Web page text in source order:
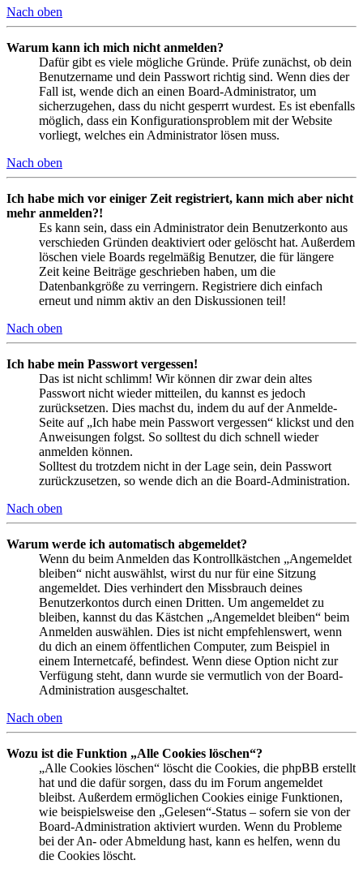
Nach oben
Warum kann ich mich nicht anmelden?
Dafür gibt es viele mögliche Gründe. Prüfe zunächst, ob dein
Benutzername und dein Passwort richtig sind. Wenn dies der
Fall ist, wende dich an einen Board-Administrator, um
sicherzugehen, dass du nicht gesperrt wurdest. Es ist ebenfalls
möglich, dass ein Konfigurationsproblem mit der Website
vorliegt, welches ein Administrator lösen muss.
Nach oben
Ich habe mich vor einiger Zeit registriert, kann mich aber nicht
mehr anmelden?!
Es kann sein, dass ein Administrator dein Benutzerkonto aus
verschieden Gründen deaktiviert oder gelöscht hat. Außerdem
löschen viele Boards regelmäßig Benutzer, die für längere
Zeit keine Beiträge geschrieben haben, um die
Datenbankgröße zu verringern. Registriere dich einfach
erneut und nimm aktiv an den Diskussionen teil!
Nach oben
Ich habe mein Passwort vergessen!
Das ist nicht schlimm! Wir können dir zwar dein altes
Passwort nicht wieder mitteilen, du kannst es jedoch
zurücksetzen. Dies machst du, indem du auf der Anmelde-
Seite auf „Ich habe mein Passwort vergessen“ klickst und den
Anweisungen folgst. So solltest du dich schnell wieder
anmelden können.
Solltest du trotzdem nicht in der Lage sein, dein Passwort
zurückzusetzen, so wende dich an die Board-Administration.
Nach oben
Warum werde ich automatisch abgemeldet?
Wenn du beim Anmelden das Kontrollkästchen „Angemeldet
bleiben“ nicht auswählst, wirst du nur für eine Sitzung
angemeldet. Dies verhindert den Missbrauch deines
Benutzerkontos durch einen Dritten. Um angemeldet zu
bleiben, kannst du das Kästchen „Angemeldet bleiben“ beim
Anmelden auswählen. Dies ist nicht empfehlenswert, wenn
du dich an einem öffentlichen Computer, zum Beispiel in
einem Internetcafé, befindest. Wenn diese Option nicht zur
Verfügung steht, dann wurde sie vermutlich von der Board-
Administration ausgeschaltet.
Nach oben
Wozu ist die Funktion „Alle Cookies löschen“?
„Alle Cookies löschen“ löscht die Cookies, die phpBB erstellt
hat und die dafür sorgen, dass du im Forum angemeldet
bleibst. Außerdem ermöglichen Cookies einige Funktionen,
wie beispielsweise den „Gelesen“-Status – sofern sie von der
Board-Administration aktiviert wurden. Wenn du Probleme
bei der An- oder Abmeldung hast, kann es helfen, wenn du
die Cookies löscht.